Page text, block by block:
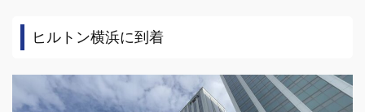
ヒルトン横浜に到着